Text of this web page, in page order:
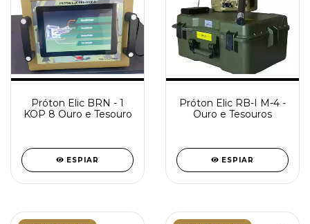
Próton Elic BRN - 1
KOP 8 Ouro e Tesouro
ESPIAR
Próton Elic RB-I M-4 -
Ouro e Tesouros
ESPIAR